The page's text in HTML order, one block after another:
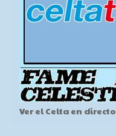
Ver el Celta en directo